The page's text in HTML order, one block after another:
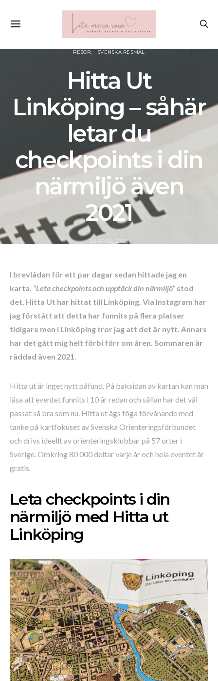
RESOR SVENSKA RESMÅL
Hitta Ut
Linköping – såhär
letar du
checkpoints i din
närmiljö även
2021
29 APRIL, 2020
I brevlådan för ett par dagar sedan hittade jag en
karta. ”Leta checkpoints och upptäck din närmiljö” stod
det. Hitta Ut har hittat till Linköping. Via Instagram har
jag förstått att detta har funnits på flera platser
tidigare men i Linköping tror jag att det är nytt. Annars
har det gått mig helt förbi förr om åren. Sommaren är
räddad även 2021.
Hitta ut är inget nytt påfund. På baksidan av kartan kan man
läsa att eventet funnits i 10 år redan och sällan har det väl
passat så bra som nu. Hitta ut ägs föga förvånande med
tanke på kartfokuset av Svenska Orienteringsförbundet
och drivs ideellt av orienteringsklubbar på 57 orter i
Sverige. Omkring 80 000 deltar varje år och hela eventet är
gratis.
Leta checkpoints i din
närmiljö med Hitta ut
Linköping